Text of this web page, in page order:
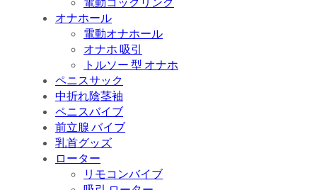
オナホール
電動オナホール
オナホ 吸引
トルソー 型 オナホ
ペニスサック
中折れ陰茎袖
ペニスバイブ
前立腺 バイブ
乳首グッズ
ローター
リモコンバイブ